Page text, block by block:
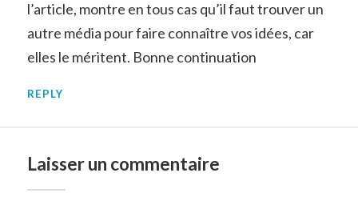
l’article, montre en tous cas qu’il faut trouver un
autre média pour faire connaître vos idées, car
elles le méritent. Bonne continuation
REPLY
Laisser un commentaire